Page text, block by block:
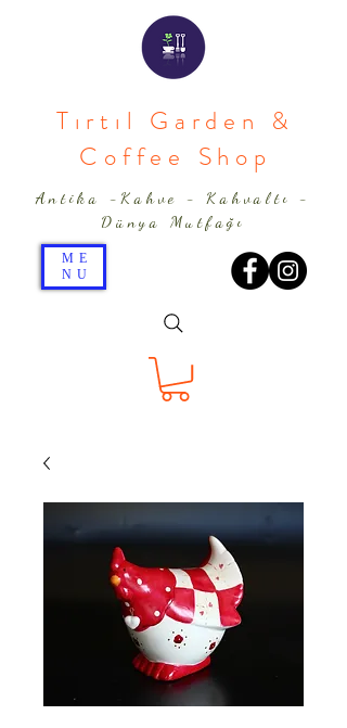
Tırtıl Garden &
Coffee Shop
ME
NU
Antika -Kahve - Kahvaltı -
Dünya Mutfağı